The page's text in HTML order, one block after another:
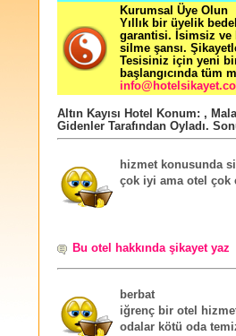
Kurumsal Üye Olun
Yıllık bir üyelik
garantisi. İsimsiz ve
silme şansı.
Tesisiniz için yeni
başlangıcında tüm
Altın Kayısı Hotel Konum: ,
Gidenler Tarafından Oyladı.
hizmet konusunda
çok iyi ama otel çok
Bu otel hakkında şikayet yaz
berbat
iğrenç bir otel hizmet
odalar kötü oda